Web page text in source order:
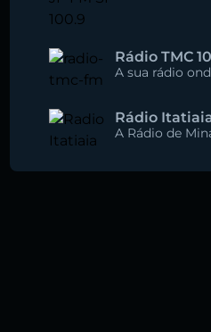
Rádio TMC
A sua rádio
Rádio
A Rádio de